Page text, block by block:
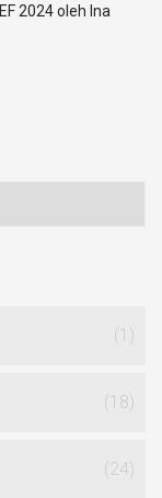
2024 oleh Ina
(1)
(18)
(24)